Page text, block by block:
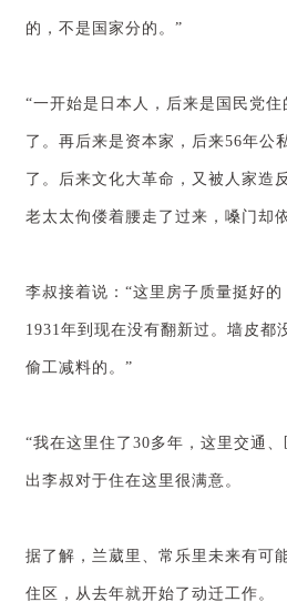
的，不是国家分的。”
“一开始是日本人，后来是国民党
了。再后来是资本家，后来56年公
了。后来文化大革命，又被人家造
老太太佝偻着腰走了过来，嗓门却
李叔接着说：“这里房子质量挺好的
1931年到现在没有翻新过。墙皮都
偷工减料的。”
“我在这里住了30多年，这里交通
出李叔对于住在这里很满意。
据了解，兰葳里、常乐里未来有可
住区，从去年就开始了动迁工作。